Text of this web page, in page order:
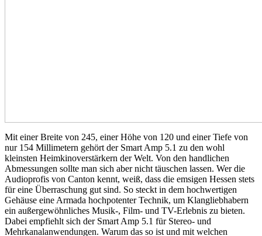
Mit einer Breite von 245, einer Höhe von 120 und einer Tiefe von
nur 154 Millimetern gehört der Smart Amp 5.1 zu den wohl
kleinsten Heimkinoverstärkern der Welt. Von den handlichen
Abmessungen sollte man sich aber nicht täuschen lassen. Wer die
Audioprofis von Canton kennt, weiß, dass die emsigen Hessen stets
für eine Überraschung gut sind. So steckt in dem hochwertigen
Gehäuse eine Armada hochpotenter Technik, um Klangliebhabern
ein außergewöhnliches Musik-, Film- und TV-Erlebnis zu bieten.
Dabei empfiehlt sich der Smart Amp 5.1 für Stereo- und
Mehrkanalanwendungen. Warum das so ist und mit welchen